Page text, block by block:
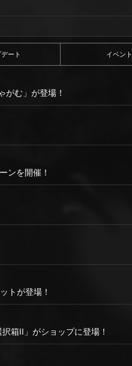
ート イベント
がむ」が登場！
ンを開催！
トが登場！
箱II」がショップに登場！